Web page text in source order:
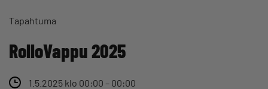
Tapahtuma
RolloVappu 2025
1.5.2025 klo 00:00 – 00:00